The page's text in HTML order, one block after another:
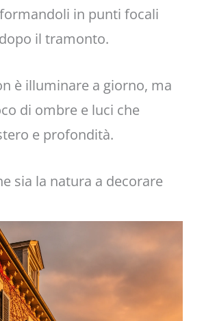
in punti focali
il tramonto.
è illuminare a giorno, ma
di ombre e luci che
e profondità.
sia la natura a decorare